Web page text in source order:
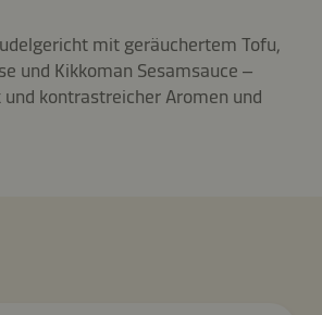
mit geräuchertem Tofu,
und Kikkoman Sesamsauce –
und kontrastreicher Aromen und